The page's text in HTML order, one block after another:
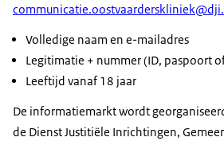
Volledige naam en e-mailadres
Legitimatie + nummer (ID, paspoort
Leeftijd vanaf 18 jaar
De informatiemarkt wordt
de Dienst Justitiële Inrichtingen,